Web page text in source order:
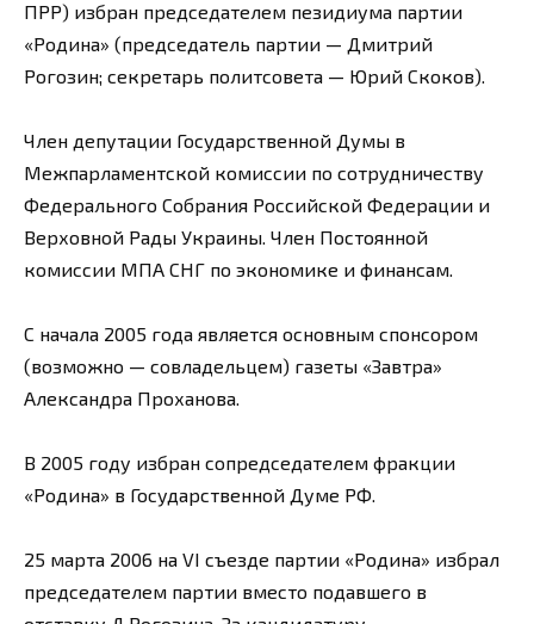
ПРР) избран председателем пезидиума партии
«Родина» (председатель партии — Дмитрий
Рогозин; секретарь политсовета — Юрий Скоков).
Член депутации Государственной Думы в
Межпарламентской комиссии по сотрудничеству
Федерального Собрания Российской Федерации и
Верховной Рады Украины. Член Постоянной
комиссии МПА СНГ по экономике и финансам.
С начала 2005 года является основным спонсором
(возможно — совладельцем) газеты «Завтра»
Александра Проханова.
В 2005 году избран сопредседателем фракции
«Родина» в Государственной Думе РФ.
25 марта 2006 на VI съезде партии «Родина» избрал
председателем партии вместо подавшего в